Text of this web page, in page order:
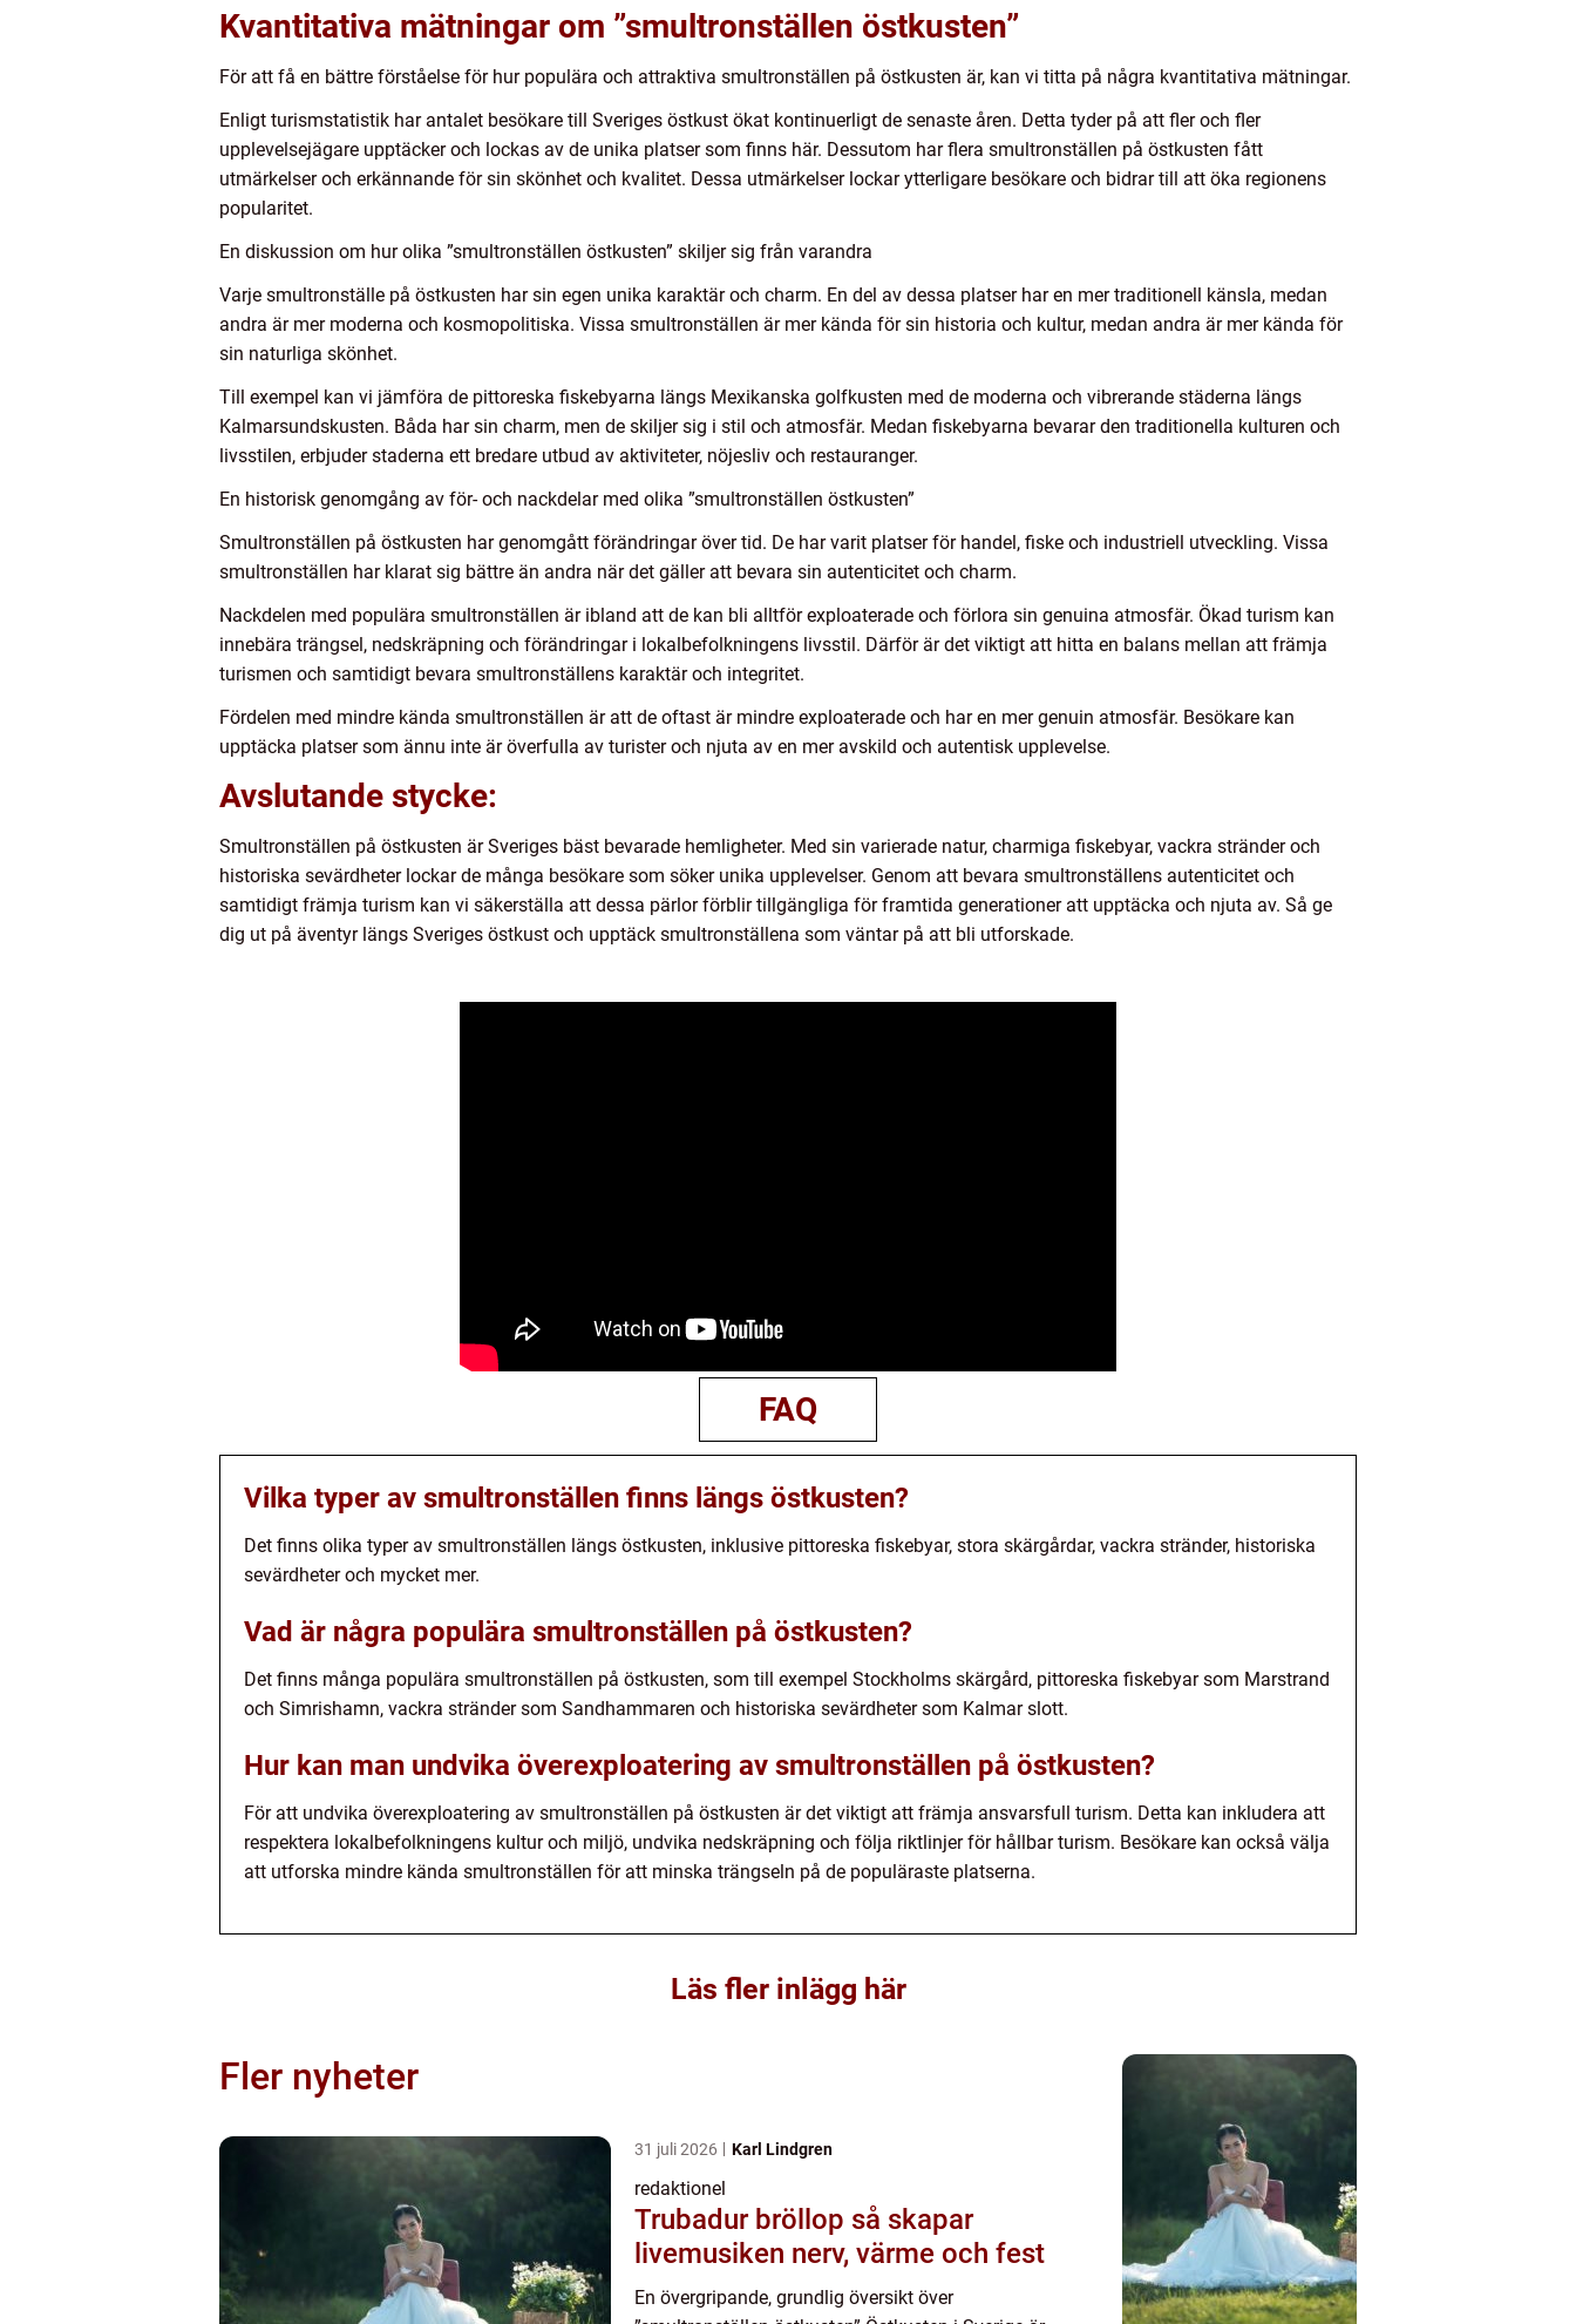
Kvantitativa mätningar om ”smultronställen östkusten”
För att få en bättre förståelse för hur populära och attraktiva smultronställen på östkusten är, kan vi titta på några kvantitativa mätningar.
Enligt turismstatistik har antalet besökare till Sveriges östkust ökat kontinuerligt de senaste åren. Detta tyder på att fler och fler
upplevelsejägare upptäcker och lockas av de unika platser som finns här. Dessutom har flera smultronställen på östkusten fått
utmärkelser och erkännande för sin skönhet och kvalitet. Dessa utmärkelser lockar ytterligare besökare och bidrar till att öka regionens
popularitet.
En diskussion om hur olika ”smultronställen östkusten” skiljer sig från varandra
Varje smultronställe på östkusten har sin egen unika karaktär och charm. En del av dessa platser har en mer traditionell känsla, medan
andra är mer moderna och kosmopolitiska. Vissa smultronställen är mer kända för sin historia och kultur, medan andra är mer kända för
sin naturliga skönhet.
Till exempel kan vi jämföra de pittoreska fiskebyarna längs Mexikanska golfkusten med de moderna och vibrerande städerna längs
Kalmarsundskusten. Båda har sin charm, men de skiljer sig i stil och atmosfär. Medan fiskebyarna bevarar den traditionella kulturen och
livsstilen, erbjuder staderna ett bredare utbud av aktiviteter, nöjesliv och restauranger.
En historisk genomgång av för- och nackdelar med olika ”smultronställen östkusten”
Smultronställen på östkusten har genomgått förändringar över tid. De har varit platser för handel, fiske och industriell utveckling. Vissa
smultronställen har klarat sig bättre än andra när det gäller att bevara sin autenticitet och charm.
Nackdelen med populära smultronställen är ibland att de kan bli alltför exploaterade och förlora sin genuina atmosfär. Ökad turism kan
innebära trängsel, nedskräpning och förändringar i lokalbefolkningens livsstil. Därför är det viktigt att hitta en balans mellan att främja
turismen och samtidigt bevara smultronställens karaktär och integritet.
Fördelen med mindre kända smultronställen är att de oftast är mindre exploaterade och har en mer genuin atmosfär. Besökare kan
upptäcka platser som ännu inte är överfulla av turister och njuta av en mer avskild och autentisk upplevelse.
Avslutande stycke:
Smultronställen på östkusten är Sveriges bäst bevarade hemligheter. Med sin varierade natur, charmiga fiskebyar, vackra stränder och
historiska sevärdheter lockar de många besökare som söker unika upplevelser. Genom att bevara smultronställens autenticitet och
samtidigt främja turism kan vi säkerställa att dessa pärlor förblir tillgängliga för framtida generationer att upptäcka och njuta av. Så ge
dig ut på äventyr längs Sveriges östkust och upptäck smultronställena som väntar på att bli utforskade.
FAQ
Vilka typer av smultronställen finns längs östkusten?
Det finns olika typer av smultronställen längs östkusten, inklusive pittoreska fiskebyar, stora skärgårdar, vackra stränder, historiska
sevärdheter och mycket mer.
Vad är några populära smultronställen på östkusten?
Det finns många populära smultronställen på östkusten, som till exempel Stockholms skärgård, pittoreska fiskebyar som Marstrand
och Simrishamn, vackra stränder som Sandhammaren och historiska sevärdheter som Kalmar slott.
Hur kan man undvika överexploatering av smultronställen på östkusten?
För att undvika överexploatering av smultronställen på östkusten är det viktigt att främja ansvarsfull turism. Detta kan inkludera att
respektera lokalbefolkningens kultur och miljö, undvika nedskräpning och följa riktlinjer för hållbar turism. Besökare kan också välja
att utforska mindre kända smultronställen för att minska trängseln på de populäraste platserna.
Läs fler inlägg här
Fler nyheter
31 juli 2026 Karl Lindgren
redaktionel
Trubadur bröllop så skapar
livemusiken nerv, värme och fest
En övergripande, grundlig översikt över